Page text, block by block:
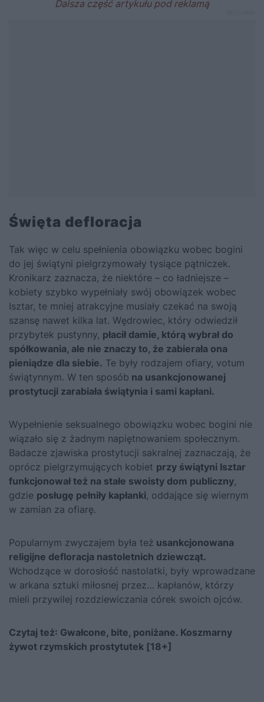
Święta defloracja
Tak więc w celu spełnienia obowiązku wobec bogini
do jej świątyni pielgrzymowały tysiące pątniczek.
Kronikarz zaznacza, że niektóre – co ładniejsze –
kobiety szybko wypełniały swój obowiązek wobec
Isztar, te mniej atrakcyjne musiały czekać na swoją
szansę nawet kilka lat. Wędrowiec, który odwiedził
przybytek pustynny, płacił damie, którą wybrał do
spółkowania, ale nie znaczy to, że zabierała ona
pieniądze dla siebie. Te były rodzajem ofiary, votum
świątynnym. W ten sposób na usankcjonowanej
prostytucji zarabiała świątynia i sami kapłani.
Wypełnienie seksualnego obowiązku wobec bogini nie
wiązało się z żadnym napiętnowaniem społecznym.
Badacze zjawiska prostytucji sakralnej zaznaczają, że
oprócz pielgrzymujących kobiet przy świątyni Isztar
funkcjonował też na stałe swoisty dom publiczny,
gdzie posługę pełniły kapłanki, oddające się wiernym
w zamian za ofiarę.
Popularnym zwyczajem była też usankcjonowana
religijne defloracja nastoletnich dziewcząt.
Wchodzące w dorosłość nastolatki, były wprowadzane
w arkana sztuki miłosnej przez… kapłanów, którzy
mieli przywilej rozdziewiczania córek swoich ojców.
Czytaj też: Gwałcone, bite, poniżane. Koszmarny
żywot rzymskich prostytutek [18+]